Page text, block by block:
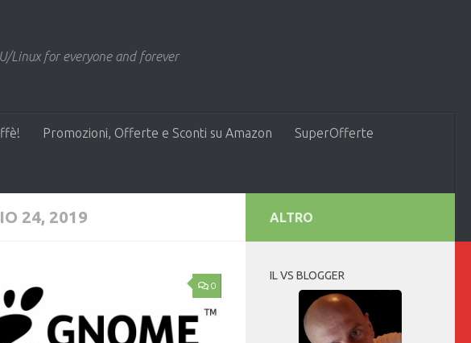
Linux for everyone and forever
Promozioni, Offerte e Sconti su Amazon SuperOfferte
24, 2019
0
ALTRO
IL VS BLOGGER